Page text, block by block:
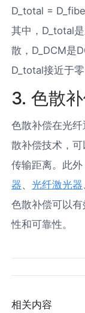
D_total =
其中，D_total
散，D_DCM是
D_total接近于零
3. 色散
色散补偿在光纤
散补偿技术，
传输距离。此
器、光纤激光器
色散补偿可以
性和可靠性。
相关内容